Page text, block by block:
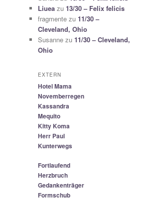
Liuea zu 13/30 – Felix felicis
fragmente zu 11/30 –
Cleveland, Ohio
Susanne zu 11/30 – Cleveland,
Ohio
EXTERN
Hotel Mama
Novemberregen
Kassandra
Mequito
Kitty Koma
Herr Paul
Kunterwegs
Fortlaufend
Herzbruch
Gedankenträger
Formschub